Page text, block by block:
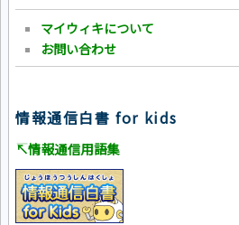
マイウィキについて
お問い合わせ
情報通信白書 for kids
↸情報通信用語集